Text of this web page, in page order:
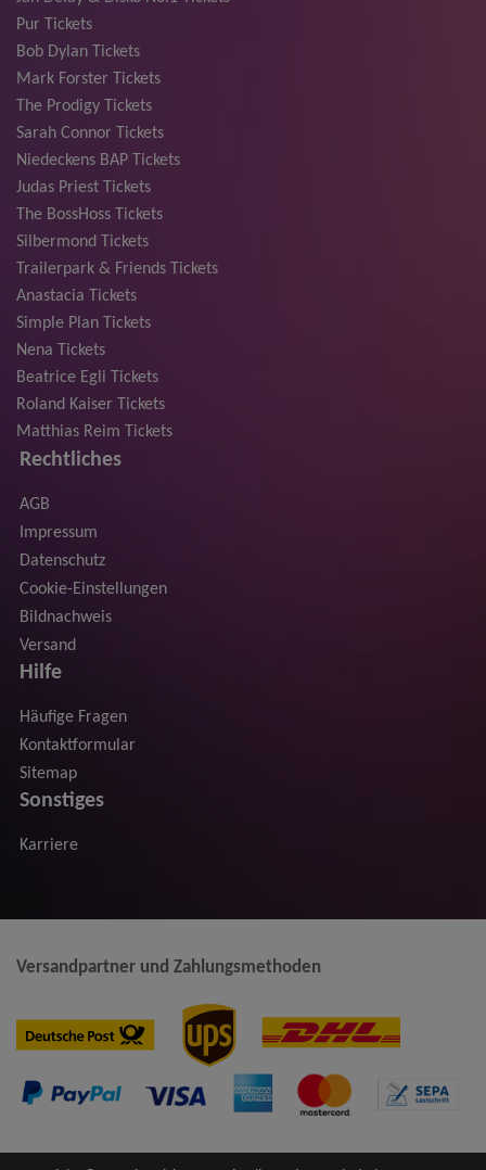
Pur Tickets
Bob Dylan Tickets
Mark Forster Tickets
The Prodigy Tickets
Sarah Connor Tickets
Niedeckens BAP Tickets
Judas Priest Tickets
The BossHoss Tickets
Silbermond Tickets
Trailerpark & Friends Tickets
Anastacia Tickets
Simple Plan Tickets
Nena Tickets
Beatrice Egli Tickets
Roland Kaiser Tickets
Matthias Reim Tickets
Rechtliches
AGB
Impressum
Datenschutz
Cookie-Einstellungen
Bildnachweis
Versand
Hilfe
Häufige Fragen
Kontaktformular
Sitemap
Sonstiges
Karriere
Versandpartner und Zahlungsmethoden